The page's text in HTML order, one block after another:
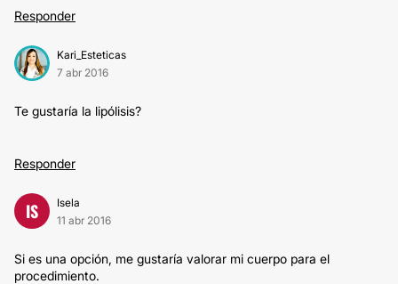
Responder
Kari_Esteticas
7 abr 2016
Te gustaría la lipólisis?
Responder
IS
Isela
11 abr 2016
Si es una opción, me gustaría valorar mi cuerpo para el
procedimiento.